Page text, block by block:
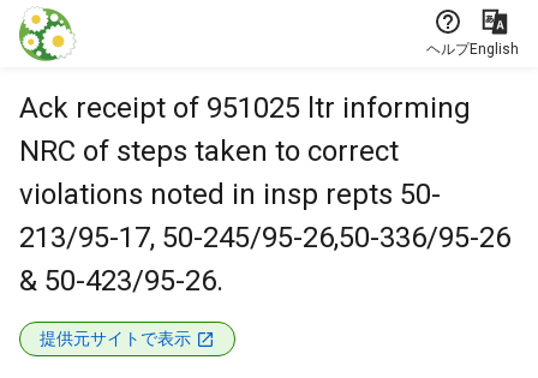
本文に飛ぶ
ヘルプEnglish
Ack receipt of 951025 ltr informing
NRC of steps taken to correct
violations noted in insp repts 50-
213/95-17, 50-245/95-26,50-336/95-26
& 50-423/95-26.
提供元サイトで表示